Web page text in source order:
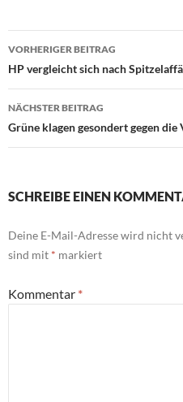
Beitragsnavigation
VORHERIGER BEITRAG
HP vergleicht sich nach
NÄCHSTER BEITRAG
Grüne klagen gesondert gegen
SCHREIBE EINEN
Deine E-Mail-Adresse wird nicht
sind mit * markiert
Kommentar *